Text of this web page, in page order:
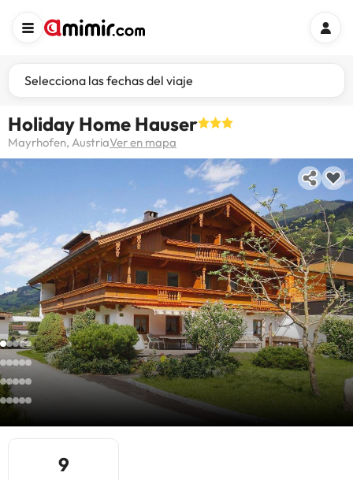
Selecciona las fechas del viaje
Holiday Home Hauser
Mayrhofen, AustriaVer en mapa
9